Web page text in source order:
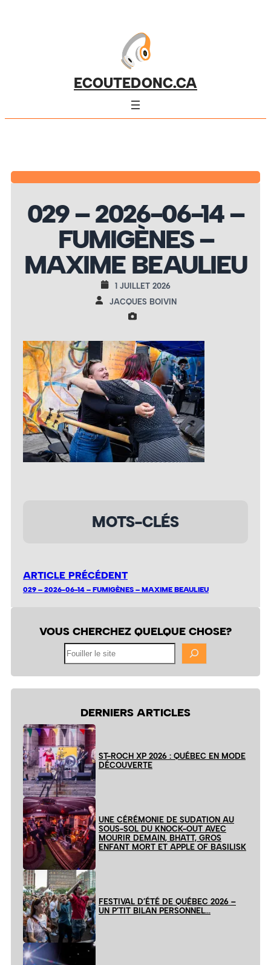
ECOUTEDONC.CA
029 – 2026-06-14 –
FUMIGÈNES –
MAXIME BEAULIEU
1 JUILLET 2026
JACQUES BOIVIN
MOTS-CLÉS
ARTICLE PRÉCÉDENT
029 – 2026-06-14 – FUMIGÈNES – MAXIME BEAULIEU
VOUS CHERCHEZ QUELQUE CHOSE?
DERNIERS ARTICLES
ST-ROCH XP 2026 : QUÉBEC EN MODE
DÉCOUVERTE
UNE CÉRÉMONIE DE SUDATION AU
SOUS-SOL DU KNOCK-OUT AVEC
MOURIR DEMAIN, BHATT, GROS
ENFANT MORT ET APPLE OF BASILISK
FESTIVAL D’ÉTÉ DE QUÉBEC 2026 –
UN P’TIT BILAN PERSONNEL…